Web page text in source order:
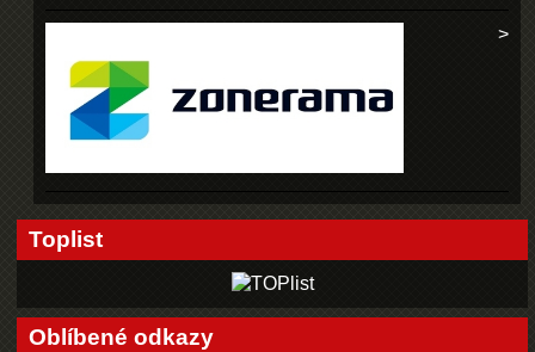
Toplist
Oblíbené odkazy